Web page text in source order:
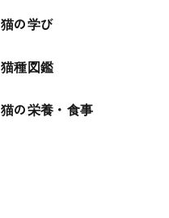
猫の学び
猫種図鑑
猫の栄養・食事